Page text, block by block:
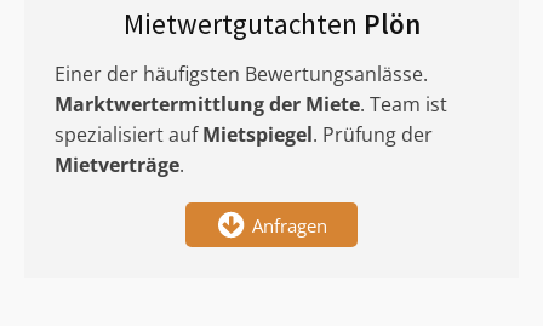
Mietwertgutachten Plön
Einer der häufigsten Bewertungsanlässe.
Marktwertermittlungder Miete. Team ist
spezialisiert aufMietspiegel. Prüfung der
Mietverträge.
Anfragen